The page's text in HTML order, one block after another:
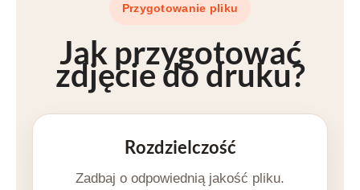
Przygotowanie pliku
Jak przygotować
zdjęcie do druku?
Rozdzielczość
Zadbaj o odpowiednią jakość pliku.